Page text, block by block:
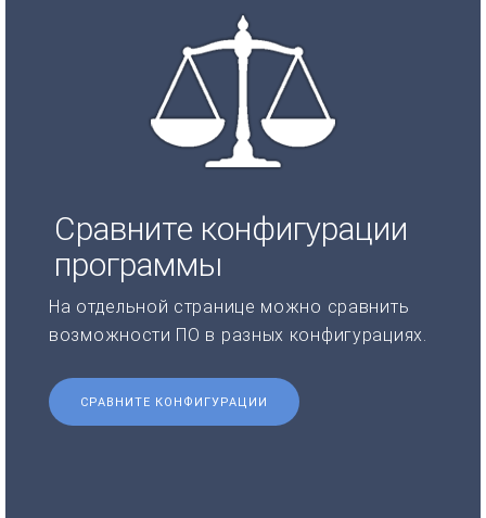
Сравните конфигурации
программы
На отдельной странице можно сравнить
возможности ПО в разных конфигурациях.
СРАВНИТЕ КОНФИГУРАЦИИ